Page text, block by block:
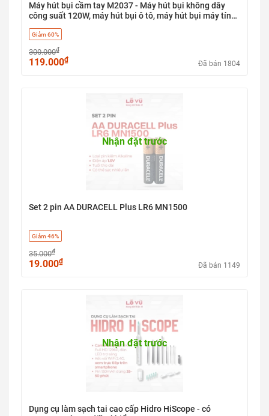
Máy hút bụi cầm tay M2037 - Máy hút bụi không dây
công suất 120W, máy hút bụi ô tô, máy hút bụi máy tính,
Giảm 60%
300.000₫
119.000₫ Đã bán 1804
Nhận đặt trước
Set 2 pin AA DURACELL Plus LR6 MN1500
Giảm 46%
35.000₫
19.000₫ Đã bán 1149
Nhận đặt trước
Dụng cụ làm sạch tai cao cấp Hidro HiScope - có